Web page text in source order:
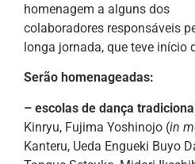
homenagem a alguns dos
colaboradores responsáveis
longa jornada, que teve início
Serão homenageadas:
– escolas de dança
Kinryu, Fujima Yoshinojo (in
Kanteru, Ueda Engueki Buyo